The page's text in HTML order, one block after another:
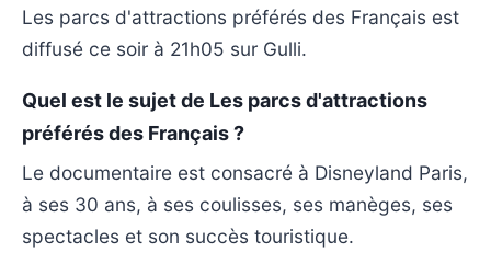
Les parcs d'attractions préférés des Français est
diffusé ce soir à 21h05 sur Gulli.
Quel est le sujet de Les parcs d'attractions
préférés des Français ?
Le documentaire est consacré à Disneyland Paris,
à ses 30 ans, à ses coulisses, ses manèges, ses
spectacles et son succès touristique.